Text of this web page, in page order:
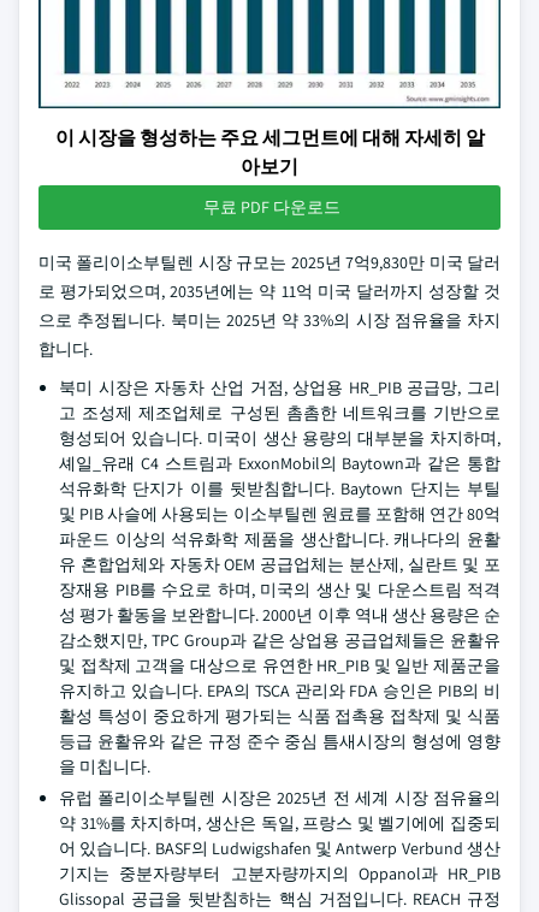
이 시장을 형성하는 주요 세그먼트에 대해 자세히 알
아보기
무료 PDF 다운로드
미국 폴리이소부틸렌 시장 규모는 2025년 7억9,830만 미국 달러
로 평가되었으며, 2035년에는 약 11억 미국 달러까지 성장할 것
으로 추정됩니다. 북미는 2025년 약 33%의 시장 점유율을 차지
합니다.
북미 시장은 자동차 산업 거점, 상업용 HR_PIB 공급망, 그리
고 조성제 제조업체로 구성된 촘촘한 네트워크를 기반으로
형성되어 있습니다. 미국이 생산 용량의 대부분을 차지하며,
셰일_유래 C4 스트림과 ExxonMobil의 Baytown과 같은 통합
석유화학 단지가 이를 뒷받침합니다. Baytown 단지는 부틸
및 PIB 사슬에 사용되는 이소부틸렌 원료를 포함해 연간 80억
파운드 이상의 석유화학 제품을 생산합니다. 캐나다의 윤활
유 혼합업체와 자동차 OEM 공급업체는 분산제, 실란트 및 포
장재용 PIB를 수요로 하며, 미국의 생산 및 다운스트림 적격
성 평가 활동을 보완합니다. 2000년 이후 역내 생산 용량은 순
감소했지만, TPC Group과 같은 상업용 공급업체들은 윤활유
및 접착제 고객을 대상으로 유연한 HR_PIB 및 일반 제품군을
유지하고 있습니다. EPA의 TSCA 관리와 FDA 승인은 PIB의 비
활성 특성이 중요하게 평가되는 식품 접촉용 접착제 및 식품
등급 윤활유와 같은 규정 준수 중심 틈새시장의 형성에 영향
을 미칩니다.
유럽 폴리이소부틸렌 시장은 2025년 전 세계 시장 점유율의
약 31%를 차지하며, 생산은 독일, 프랑스 및 벨기에에 집중되
어 있습니다. BASF의 Ludwigshafen 및 Antwerp Verbund 생산
기지는 중분자량부터 고분자량까지의 Oppanol과 HR_PIB
Glissopal 공급을 뒷받침하는 핵심 거점입니다. REACH 규정